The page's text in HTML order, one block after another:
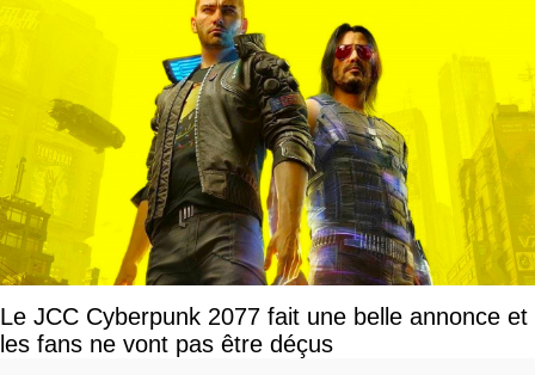
Le JCC Cyberpunk 2077 fait une belle annonce et
les fans ne vont pas être déçus